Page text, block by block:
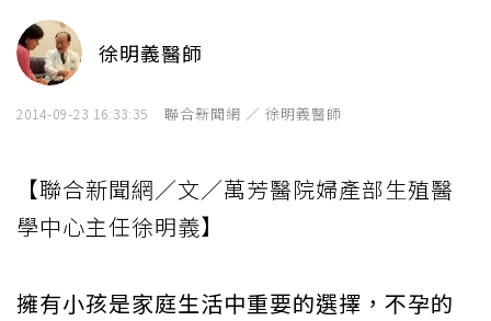
徐明義醫師
2014-09-23 16:33:35 聯合新聞網 ／ 徐明義醫師
【聯合新聞網／文／萬芳醫院婦產部生殖醫
學中心主任徐明義】
擁有小孩是家庭生活中重要的選擇，不孕的